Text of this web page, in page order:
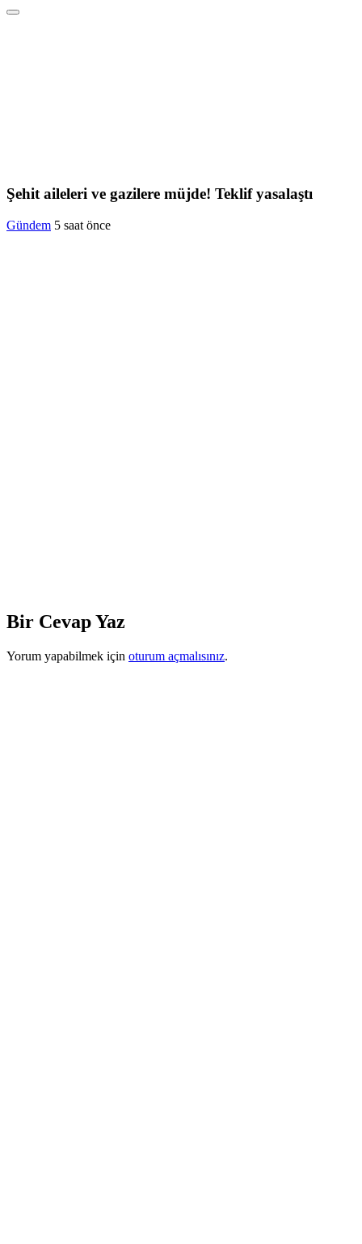
Şehit aileleri ve gazilere müjde! Teklif yasalaştı
Gündem 5 saat önce
Bir Cevap Yaz
Yorum yapabilmek için oturum açmalısınız.